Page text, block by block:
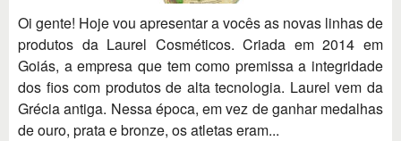
Oi gente! Hoje vou apresentar a vocês as novas linhas de
produtos da Laurel Cosméticos. Criada em 2014 em
Goiás, a empresa que tem como premissa a integridade
dos fios com produtos de alta tecnologia. Laurel vem da
Grécia antiga. Nessa época, em vez de ganhar medalhas
de ouro, prata e bronze, os atletas eram...